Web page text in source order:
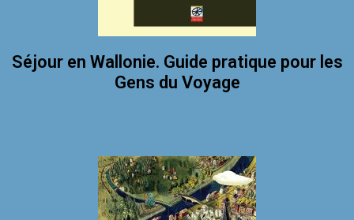
Séjour en Wallonie. Guide pratique pour les
Gens du Voyage